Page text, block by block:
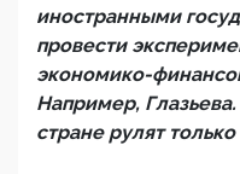
иностранными
провести
экономико-
Например,
стране рулят